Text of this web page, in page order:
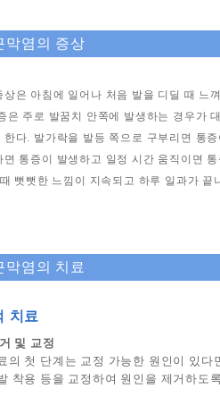
막염의 증상
상은 아침에 일어나 처음 발을 디딜 때 느
은 주로 발꿈치 안쪽에 발생하는 경우가
한다. 발가락을 발등 쪽으로 구부리면 통
면 통증이 발생하고 일정 시간 움직이면
뻣뻣한 느낌이 지속되고 하루 일과가
막염의 치료
치료
및 교정
의 첫 단계는 교정 가능한 원인이 있
착용 등을 교정하여 원인을 제거하도